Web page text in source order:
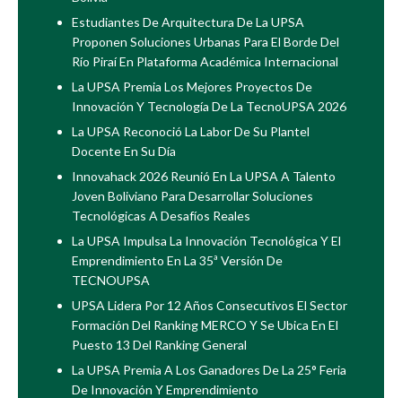
Estudiantes De Arquitectura De La UPSA
Proponen Soluciones Urbanas Para El Borde Del
Río Piraí En Plataforma Académica Internacional
La UPSA Premia Los Mejores Proyectos De
Innovación Y Tecnología De La TecnoUPSA 2026
La UPSA Reconoció La Labor De Su Plantel
Docente En Su Día
Innovahack 2026 Reunió En La UPSA A Talento
Joven Boliviano Para Desarrollar Soluciones
Tecnológicas A Desafíos Reales
La UPSA Impulsa La Innovación Tecnológica Y El
Emprendimiento En La 35ª Versión De
TECNOUPSA
UPSA Lidera Por 12 Años Consecutivos El Sector
Formación Del Ranking MERCO Y Se Ubica En El
Puesto 13 Del Ranking General
La UPSA Premia A Los Ganadores De La 25° Feria
De Innovación Y Emprendimiento